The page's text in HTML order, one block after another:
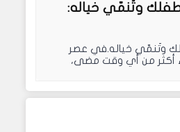
طفلك وتُنمّي خياله:
وتُنمّي خياله.في عصر
أكثر من أي وقت مضى،